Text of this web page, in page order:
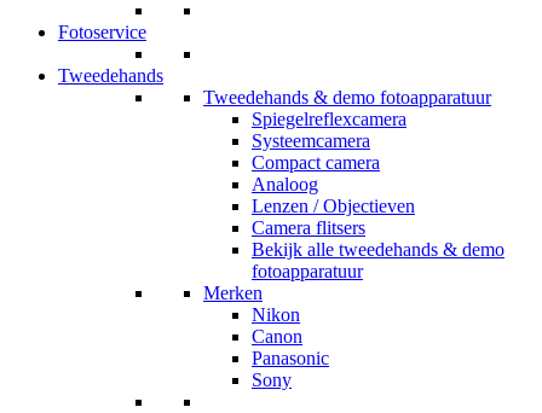
Fotoservice
Tweedehands
Tweedehands & demo fotoapparatuur
Spiegelreflexcamera
Systeemcamera
Compact camera
Analoog
Lenzen / Objectieven
Camera flitsers
Bekijk alle tweedehands & demo
fotoapparatuur
Merken
Nikon
Canon
Panasonic
Sony